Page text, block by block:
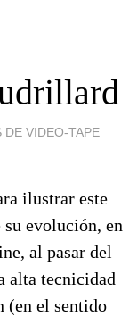
DE VIDEO-TAPE
ilustrar este
evolución, en
al pasar del
alta tecnicidad
(en el sentido